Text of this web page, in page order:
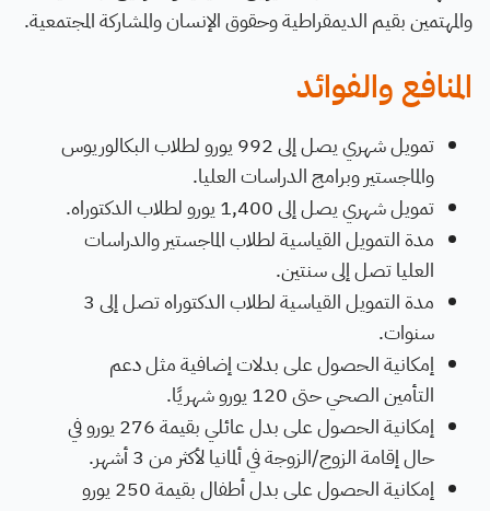
والمهتمين بقيم الديمقراطية وحقوق الإنسان والمشاركة المجتمعية.
المنافع والفوائد
تمويل شهري يصل إلى 992 يورو لطلاب البكالوريوس
والماجستير وبرامج الدراسات العليا.
تمويل شهري يصل إلى 1,400 يورو لطلاب الدكتوراه.
مدة التمويل القياسية لطلاب الماجستير والدراسات
العليا تصل إلى سنتين.
مدة التمويل القياسية لطلاب الدكتوراه تصل إلى 3
سنوات.
إمكانية الحصول على بدلات إضافية مثل دعم
التأمين الصحي حتى 120 يورو شهريًا.
إمكانية الحصول على بدل عائلي بقيمة 276 يورو في
حال إقامة الزوج/الزوجة في ألمانيا لأكثر من 3 أشهر.
إمكانية الحصول على بدل أطفال بقيمة 250 يورو